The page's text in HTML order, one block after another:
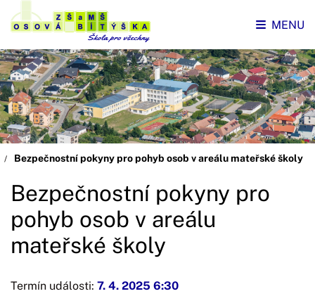
MENU
Bezpečnostní pokyny pro pohyb osob v areálu mateřské školy
Bezpečnostní pokyny pro
pohyb osob v areálu
mateřské školy
Termín události: 7. 4. 2025 6:30